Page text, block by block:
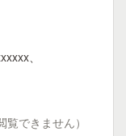
、
できません）